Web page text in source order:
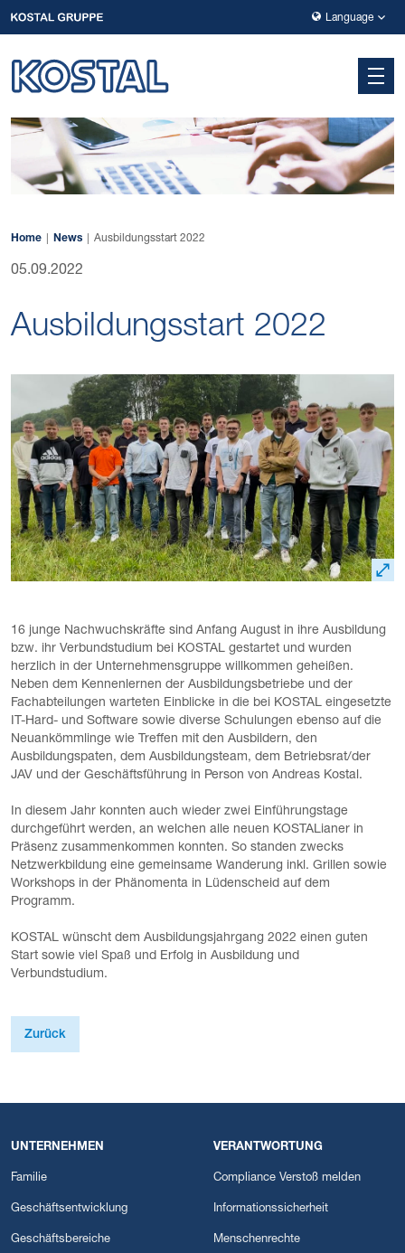
Zur Hauptnavigation springen
Zum Hauptinhalt springen
Zur Fußzeile der Seite springen
Language
Home News Ausbildungsstart 2022
05.09.2022
Ausbildungsstart 2022
16 junge Nachwuchskräfte sind Anfang August in ihre Ausbildung
bzw. ihr Verbundstudium bei KOSTAL gestartet und wurden
herzlich in der Unternehmensgruppe willkommen geheißen.
Neben dem Kennenlernen der Ausbildungsbetriebe und der
Fachabteilungen warteten Einblicke in die bei KOSTAL eingesetzte
IT-Hard- und Software sowie diverse Schulungen ebenso auf die
Neuankömmlinge wie Treffen mit den Ausbildern, den
Ausbildungspaten, dem Ausbildungsteam, dem Betriebsrat/der
JAV und der Geschäftsführung in Person von Andreas Kostal.
In diesem Jahr konnten auch wieder zwei Einführungstage
durchgeführt werden, an welchen alle neuen KOSTALianer in
Präsenz zusammenkommen konnten. So standen zwecks
Netzwerkbildung eine gemeinsame Wanderung inkl. Grillen sowie
Workshops in der Phänomenta in Lüdenscheid auf dem
Programm.
KOSTAL wünscht dem Ausbildungsjahrgang 2022 einen guten
Start sowie viel Spaß und Erfolg in Ausbildung und
Verbundstudium.
Zurück
UNTERNEHMEN
Familie
Geschäftsentwicklung
Geschäftsbereiche
VERANTWORTUNG
Compliance Verstoß melden
Informationssicherheit
Menschenrechte